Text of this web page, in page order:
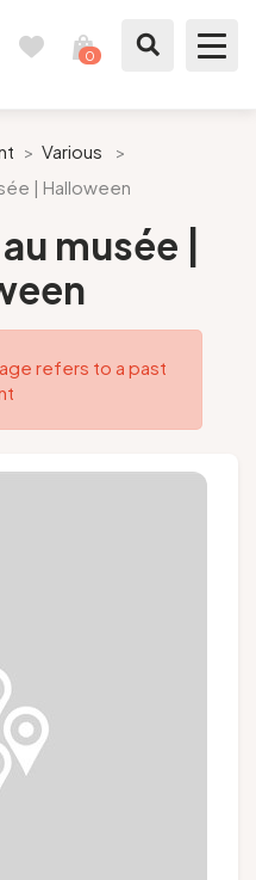
0
> Various
>
| Halloween
musée |
refers to a past